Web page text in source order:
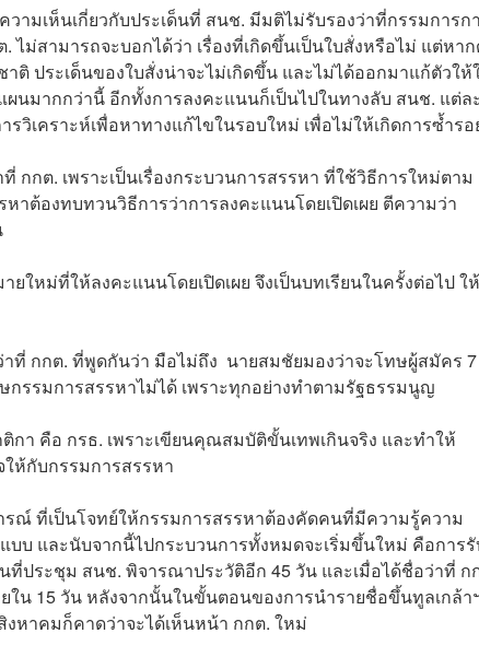
ามเห็นเกี่ยวกับประเด็นที่ สนช. มีมติไม่รับรองว่าที่กรรมการก
ไม่สามารถจะบอกได้ว่า เรื่องที่เกิดขึ้นเป็นใบสั่งหรือไม่ แต่หา
ประเด็นของใบสั่งน่าจะไม่เกิดขึ้น และไม่ได้ออกมาแก้ตัวให้
ผนมากกว่านี้ อีกทั้งการลงคะแนนก็เป็นไปในทางลับ สนช. แต่
วิเคราะห์เพื่อหาทางแก้ไขในรอบใหม่ เพื่อไม่ให้เกิดการซ้ำรอ
กกต. เพราะเป็นเรื่องกระบวนการสรรหา ที่ใช้วิธีการใหม่ตาม
ต้องทบทวนวิธีการว่าการลงคะแนนโดยเปิดเผย ตีความว่า
ใหม่ที่ให้ลงคะแนนโดยเปิดเผย จึงเป็นบทเรียนในครั้งต่อไป ให้
ที่ กกต. ที่พูดกันว่า มือไม่ถึง นายสมชัยมองว่าจะโทษผู้สมัคร
กรรมการสรรหาไม่ได้ เพราะทุกอย่างทำตามรัฐธรรมนูญ
า คือ กรธ. เพราะเขียนคุณสมบัติขั้นเทพเกินจริง และทำให้
ให้กับกรรมการสรรหา
ณ์ ที่เป็นโจทย์ให้กรรมการสรรหาต้องคัดคนที่มีความรู้ความ
บ และนับจากนี้ไปกระบวนการทั้งหมดจะเริ่มขึ้นใหม่ คือการ
ที่ประชุม สนช. พิจารณาประวัติอีก 45 วัน และเมื่อได้ชื่อว่าที่ ก
ใน 15 วัน หลังจากนั้นในขั้นตอนของการนำรายชื่อขึ้นทูลเกล้า
หาคมก็คาดว่าจะได้เห็นหน้า กกต. ใหม่